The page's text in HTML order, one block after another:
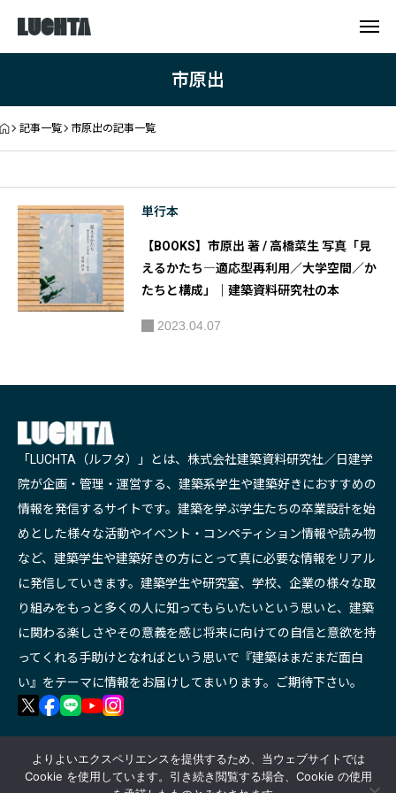
市原出
記事一覧 市原出の記事一覧
単行本
【BOOKS】市原出 著 / 高橋菜生 写真「見
えるかたち―適応型再利用／大学空間／か
たちと構成」｜建築資料研究社の本
2023.04.07
「LUCHTA（ルフタ）」とは、株式会社建築資料研究社／日建学
院が企画・管理・運営する、建築系学生や建築好きにおすすめの
情報を発信するサイトです。建築を学ぶ学生たちの卒業設計を始
めとした様々な活動やイベント・コンペティション情報や読み物
など、建築学生や建築好きの方にとって真に必要な情報をリアル
に発信していきます。建築学生や研究室、学校、企業の様々な取
り組みをもっと多くの人に知ってもらいたいという思いと、建築
に関わる楽しさやその意義を感じ将来に向けての自信と意欲を持
ってくれる手助けとなればという思いで『建築はまだまだ面白
い』をテーマに情報をお届けしてまいります。ご期待下さい。
ホーム イベント情報 コンペ情報 インターン 連載コラム
よりよいエクスペリエンスを提供するため、当ウェブサイトでは
Cookie を使用しています。引き続き閲覧する場合、Cookie の使用